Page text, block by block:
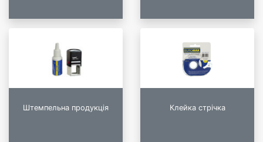
Штемпельна продукція Клейка стрічка